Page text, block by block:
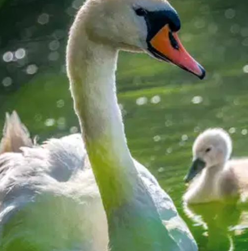
voisi muuten parantaa, anna palautetta.